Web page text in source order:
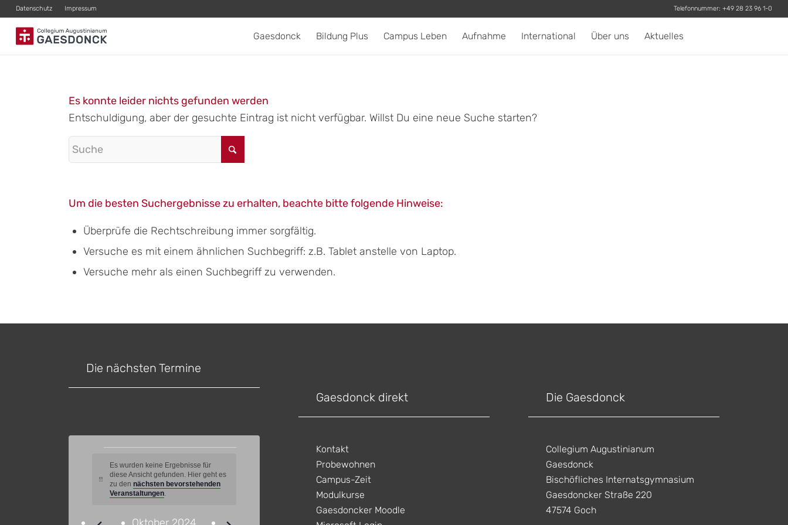
Datenschutz Impressum Telefonnummer:+49 28 23 96 1-0
Gaesdonck Bildung Plus Campus Leben Aufnahme International Über uns Aktuelles
Es konnte leider nichts gefunden werden
Entschuldigung, aber der gesuchte Eintrag ist nicht verfügbar. Willst Du eine neue Suche starten?
Um die besten Suchergebnisse zu erhalten, beachte bitte folgende Hinweise:
Überprüfe die Rechtschreibung immer sorgfältig.
Versuche es mit einem ähnlichen Suchbegriff: z.B. Tablet anstelle von Laptop.
Versuche mehr als einen Suchbegriff zu verwenden.
Die nächsten Termine
Veranstaltungen
Hinweis
Es wurden keine Ergebnisse für
diese Ansicht gefunden. Hier geht es
zu dennächsten bevorstehenden
Veranstaltungen.
Gaesdonck direkt
Kontakt
Probewohnen
Campus-Zeit
Modulkurse
Gaesdoncker Moodle
Die Gaesdonck
Collegium Augustinianum
Gaesdonck
Bischöfliches Internatsgymnasium
Gaesdoncker Straße 220
47574 Goch